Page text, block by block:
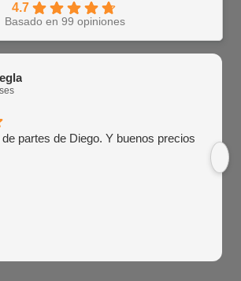
4.7
Basado en 99 opiniones
partes de Diego. Y buenos precios